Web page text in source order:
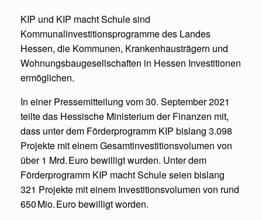
KIP und KIP macht Schule sind
Kommunalinvestitionsprogramme des Landes
Hessen, die Kommunen, Krankenhausträgern und
Wohnungsbaugesellschaften in Hessen Investitionen
ermöglichen.
In einer Pressemitteilung vom 30. September 2021
teilte das Hessische Ministerium der Finanzen mit,
dass unter dem Förderprogramm KIP bislang 3.098
Projekte mit einem Gesamtinvestitionsvolumen von
über 1 Mrd. Euro bewilligt wurden. Unter dem
Förderprogramm KIP macht Schule seien bislang
321 Projekte mit einem Investitionsvolumen von rund
650 Mio. Euro bewilligt worden.